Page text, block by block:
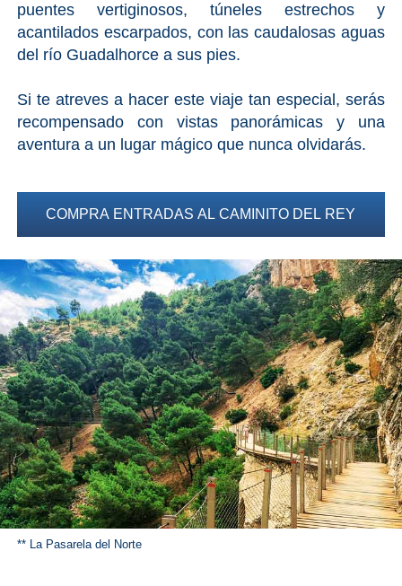
Granada
Malaga
LAS
ALPUJARRAS
Lanjarón
Órgiva
Pampaneira
Bubión
Capileira
Pitres
Trevélez
PUEBLOS
puentes vertiginosos, túneles estrechos y
acantilados escarpados, con las caudalosas aguas
del río Guadalhorce a sus pies.
Si te atreves a hacer este viaje tan especial, serás
recompensado con vistas panorámicas y una
aventura a un lugar mágico que nunca olvidarás.
COMPRA ENTRADAS AL CAMINITO DEL REY
** La Pasarela del Norte